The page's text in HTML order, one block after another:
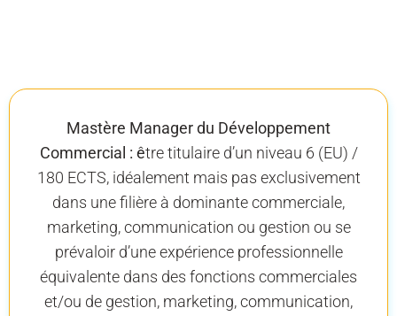
Mastère Manager du Développement
Commercia l : être titulaire d’un niveau 6 (EU) /
180 ECTS, idéalement mais pas exclusivement
dans une filière à dominante commerciale,
marketing, communication ou gestion ou se
prévaloir d’une expérience professionnelle
équivalente dans des fonctions commerciales
et/ou de gestion, marketing, communication,